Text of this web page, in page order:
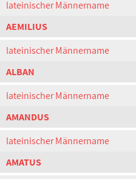
lateinischer Männername
AEMILIUS
lateinischer Männername
ALBAN
lateinischer Männername
AMANDUS
lateinischer Männername
AMATUS